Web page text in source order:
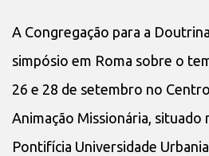
A Congregação para a
simpósio em Roma sobre o
26 e 28 de setembro no
Animação Missionária, situado
Pontifícia Universidade